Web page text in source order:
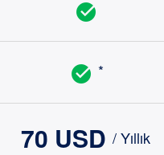
*
70 USD / Yıllık